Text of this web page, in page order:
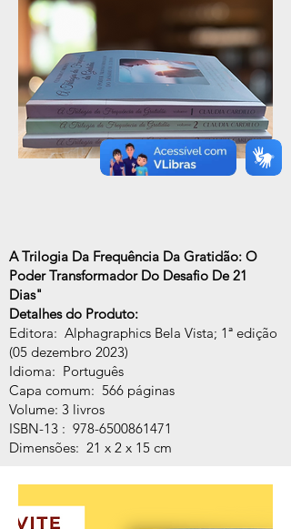
A Trilogia Da Frequência Da Gratidão: O
Poder Transformador Do Desafio De 21
Dias"
Detalhes do Produto:
Editora: ‎ Alphagraphics Bela Vista; 1ª edição
(05 dezembro 2023)
Idioma: ‎ Português
Capa comum: ‎ 566 páginas
Volume: 3 livros
ISBN-13 : ‎ 978-6500861471
Dimensões: ‎ 21 x 2 x 15 cm